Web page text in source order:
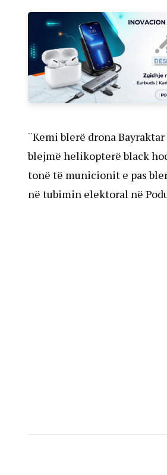
¨Kemi blerë drona
blejmë helikopterë black
tonë të municionit e pas
në tubimin elektoral në